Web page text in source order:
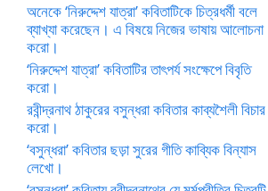
অনেকে ‘নিরুদ্দেশ যাত্রা’ কবিতাটিকে চিত্রধর্মী বলে
ব্যাখ্যা করেছেন। এ বিষয়ে নিজের ভাষায় আলোচনা
করো।
‘নিরুদ্দেশ যাত্রা’ কবিতাটির তাৎপর্য সংক্ষেপে বিবৃতি
করো।
রবীন্দ্রনাথ ঠাকুরের বসুন্ধরা কবিতার কাব্যশৈলী বিচার
করো।
‘বসুন্ধরা’ কবিতার ছড়া সুরের গীতি কাব্যিক বিন্যাস
লেখো।